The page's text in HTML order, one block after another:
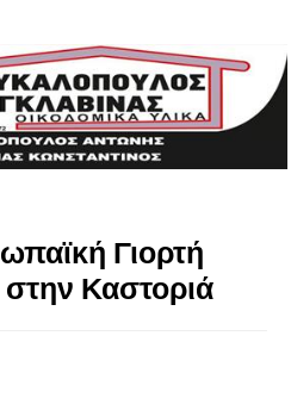
Γιορτή
Καστοριά